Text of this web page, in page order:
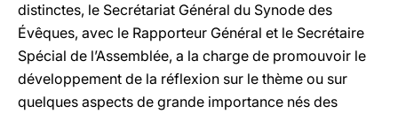
distinctes, le Secrétariat Général du Synode des
Évêques, avec le Rapporteur Général et le Secrétaire
Spécial de l’Assemblée, a la charge de promouvoir le
développement de la réflexion sur le thème ou sur
quelques aspects de grande importance nés des